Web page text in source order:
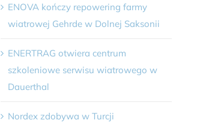
ENOVA kończy repowering farmy
wiatrowej Gehrde w Dolnej Saksonii
ENERTRAG otwiera centrum
szkoleniowe serwisu wiatrowego w
Dauerthal
Nordex zdobywa w Turcji